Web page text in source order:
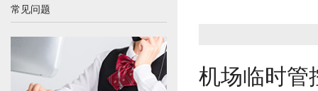
常见问题
机场临时